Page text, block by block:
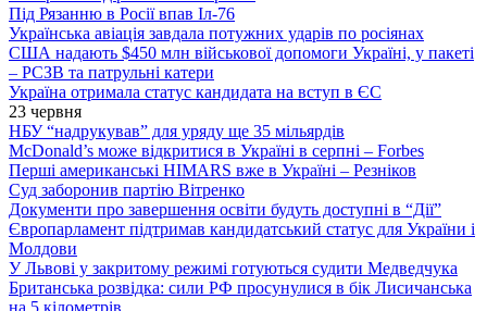
Під Рязанню в Росії впав Іл-76
Українська авіація завдала потужних ударів по росіянах
США надають $450 млн військової допомоги Україні, у пакеті
– РСЗВ та патрульні катери
Україна отримала статус кандидата на вступ в ЄС
23 червня
НБУ “надрукував” для уряду ще 35 мільярдів
McDonald’s може відкритися в Україні в серпні – Forbes
Перші американські HIMARS вже в Україні – Резніков
Суд заборонив партію Вітренко
Документи про завершення освіти будуть доступні в “Дії”
Європарламент підтримав кандидатський статус для України і
Молдови
У Львові у закритому режимі готуються судити Медведчука
Британська розвідка: сили РФ просунулися в бік Лисичанська